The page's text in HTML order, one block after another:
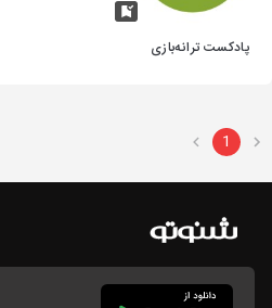
پادکست ترانه‌بازی
1